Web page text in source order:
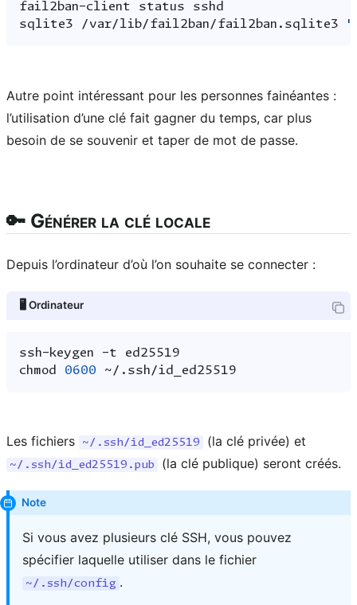
fail2ban-client
status
sqlite3
/var/lib/fail2ban/fail2ban.sqlite3
Autre point intéressant pour les personnes fainéantes :
l’utilisation d’une clé fait gagner du temps, car plus
besoin de se souvenir et taper de mot de passe.
🔑 Générer la clé locale
Depuis l’ordinateur d’où l’on souhaite se connecter :
🖥️ Ordinateur
ssh-keygen -t
chmod
0600
Les fichiers ~/.ssh/id_ed25519 (la clé privée) et
~/.ssh/id_ed25519.pub (la clé publique) seront créés.
Note
Si vous avez plusieurs clé SSH, vous pouvez
spécifier laquelle utiliser dans le fichier
~/.ssh/config .